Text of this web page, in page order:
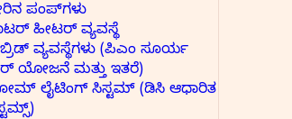
ಪಂಪ್‌ಗಳು
ಹೀಟರ್ ವ್ಯವಸ್ಥೆ
ವ್ಯವಸ್ಥೆಗಳು (ಪಿಎಂ ಸೂರ್ಯ
ಯೋಜನೆ ಮತ್ತು ಇತರೆ)
ಲೈಟಿಂಗ್ ಸಿಸ್ಟಮ್ (ಡಿಸಿ ಆಧಾರಿತ